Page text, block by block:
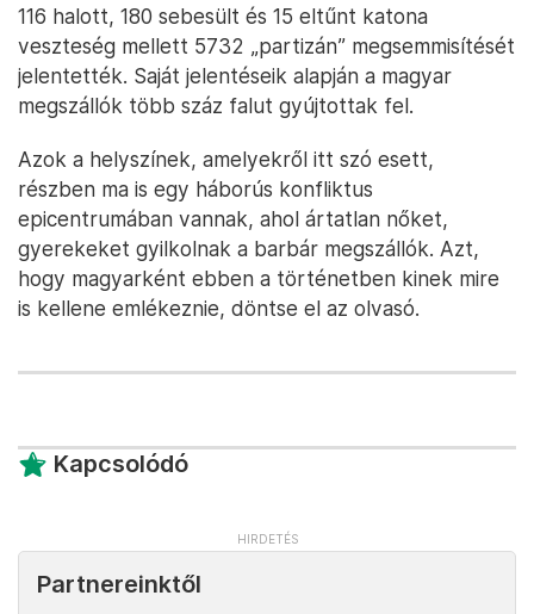
116 halott, 180 sebesült és 15 eltűnt katona
veszteség mellett 5732 „partizán” megsemmisítését
jelentették. Saját jelentéseik alapján a magyar
megszállók több száz falut gyújtottak fel.
Azok a helyszínek, amelyekről itt szó esett,
részben ma is egy háborús konfliktus
epicentrumában vannak, ahol ártatlan nőket,
gyerekeket gyilkolnak a barbár megszállók. Azt,
hogy magyarként ebben a történetben kinek mire
is kellene emlékeznie, döntse el az olvasó.
Kapcsolódó
Partnereinktől